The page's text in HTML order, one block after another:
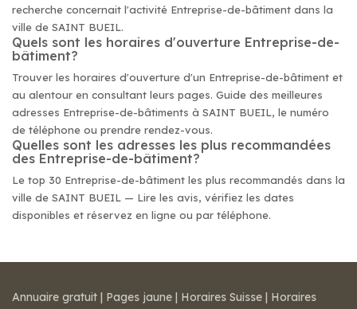
recherche concernait l'activité Entreprise-de-bâtiment dans la
ville de SAINT BUEIL.
Quels sont les horaires d'ouverture Entreprise-de-
bâtiment?
Trouver les horaires d'ouverture d'un Entreprise-de-bâtiment et
au alentour en consultant leurs pages. Guide des meilleures
adresses Entreprise-de-bâtiments à SAINT BUEIL, le numéro
de téléphone ou prendre rendez-vous.
Quelles sont les adresses les plus recommandées
des Entreprise-de-bâtiment?
Le top 30 Entreprise-de-bâtiment les plus recommandés dans la
ville de SAINT BUEIL — Lire les avis, vérifiez les dates
disponibles et réservez en ligne ou par téléphone.
Annuaire gratuit | Pages jaune | Horaires Suisse | Horaires